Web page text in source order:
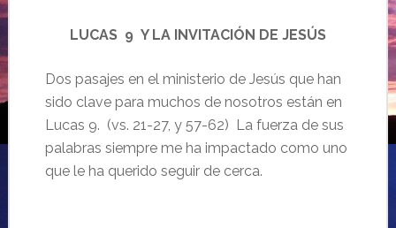
LUCAS 9 Y LA INVITACIÓN DE JESÚS
Dos pasajes en el ministerio de Jesús que han
sido clave para muchos de nosotros están en
Lucas 9. (vs. 21-27, y 57-62) La fuerza de sus
palabras siempre me ha impactado como uno
que le ha querido seguir de cerca.